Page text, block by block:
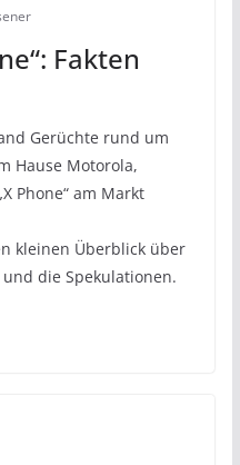
Fakten
Gerüchte rund um
Hause Motorola,
Phone“ am Markt
kleinen Überblick über
die Spekulationen.